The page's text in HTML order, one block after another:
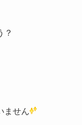
？
ません